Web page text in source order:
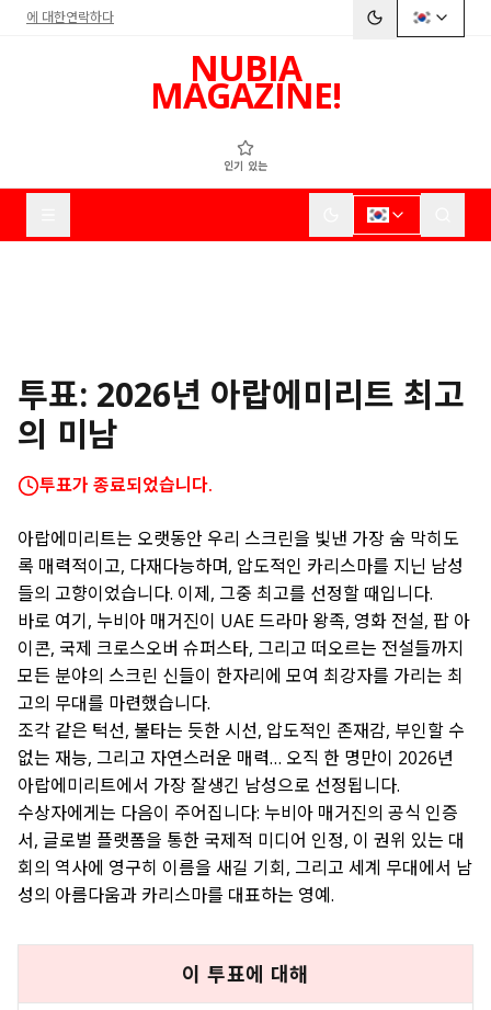
에 대한연락하다
NUBIA
MAGAZINE!
인기 있는
투표: 2026년 아랍에미리트 최고
의 미남
투표가 종료되었습니다.
아랍에미리트는 오랫동안 우리 스크린을 빛낸 가장 숨 막히도
록 매력적이고, 다재다능하며, 압도적인 카리스마를 지닌 남성
들의 고향이었습니다. 이제, 그중 최고를 선정할 때입니다.
바로 여기, 누비아 매거진이 UAE 드라마 왕족, 영화 전설, 팝 아
이콘, 국제 크로스오버 슈퍼스타, 그리고 떠오르는 전설들까지
모든 분야의 스크린 신들이 한자리에 모여 최강자를 가리는 최
고의 무대를 마련했습니다.
조각 같은 턱선, 불타는 듯한 시선, 압도적인 존재감, 부인할 수
없는 재능, 그리고 자연스러운 매력… 오직 한 명만이 2026년
아랍에미리트에서 가장 잘생긴 남성으로 선정됩니다.
수상자에게는 다음이 주어집니다: 누비아 매거진의 공식 인증
서, 글로벌 플랫폼을 통한 국제적 미디어 인정, 이 권위 있는 대
회의 역사에 영구히 이름을 새길 기회, 그리고 세계 무대에서 남
성의 아름다움과 카리스마를 대표하는 영예.
이 투표에 대해